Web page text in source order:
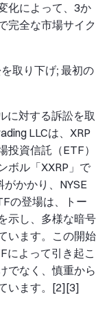
化によって、3か
完全な市場サイク
取り下げ; 最初の
に対する訴訟を取
LLCは、XRP
資信託（ETF）
ボル「XXRP」で
かかり、NYSE
の登場は、トー
示し、多様な暗号
います。この開始
によって引き起こ
でなく、慎重から
います。[2][3]